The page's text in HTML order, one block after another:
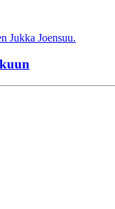
Jukka Joensuu.